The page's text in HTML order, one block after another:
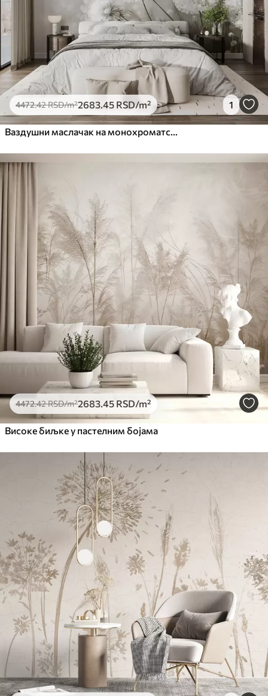
4472.42RSD/m²2683.45 RSD/m² 1
Ваздушни маслачак на монохроматској позадини
4472.42RSD/m²2683.45 RSD/m²
Високе биљке у пастелним бојама